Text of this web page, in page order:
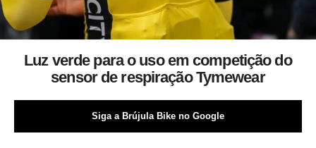
Luz verde para o uso em competição do
sensor de respiração Tymewear
Siga a Brújula Bike no Google